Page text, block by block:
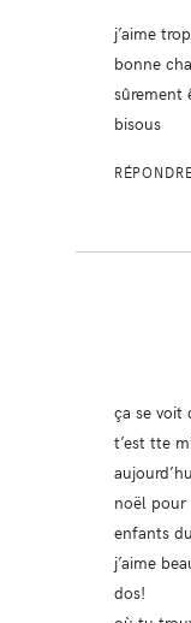
j’aime
bonne
sûrement
bisous
ça se voit
t’est tte
noël pour
enfants
j’aime
dos!